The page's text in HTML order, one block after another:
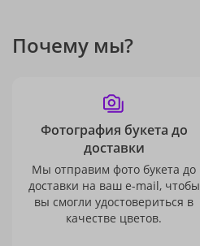
Почему мы?
Фотография букета до
доставки
Мы отправим фото букета до
доставки на ваш e-mail, чтобы
вы смогли удостовериться в
качестве цветов.